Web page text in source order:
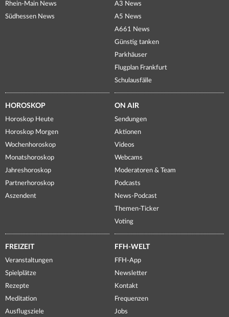
Rhein-Main News
Südhessen News
A3 News
A5 News
A661 News
Günstig tanken
Parkhäuser
Flugplan Frankfurt
Schulausfälle
HOROSKOP
Horoskop Heute
Horoskop Morgen
Wochenhoroskop
Monatshoroskop
Jahreshoroskop
Partnerhoroskop
Aszendent
ON AIR
Sendungen
Aktionen
Videos
Webcams
Moderatoren & Team
Podcasts
News-Podcast
Themen-Ticker
Voting
FREIZEIT
Veranstaltungen
Spielplätze
Rezepte
Meditation
Ausflugsziele
FFH-WELT
FFH-App
Newsletter
Kontakt
Frequenzen
Jobs